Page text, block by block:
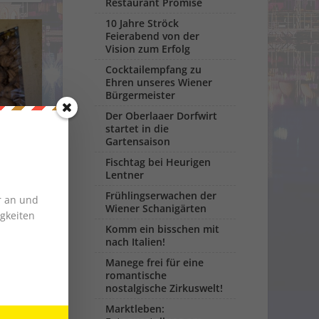
10 Jahre Ströck
Feierabend von der
Vision zum Erfolg
Cocktailempfang zu
Ehren unseres Wiener
Bürgermeister
Der Oberlaaer Dorfwirt
startet in die
Gartensaison
Fischtag bei Heurigen
Lentner
Frühlingserwachen der
Wiener Schanigärten
Komm ein bisschen mit
nach Italien!
Manege frei für eine
romantische
nostalgische Zirkuswelt!
Marktleben:
an und